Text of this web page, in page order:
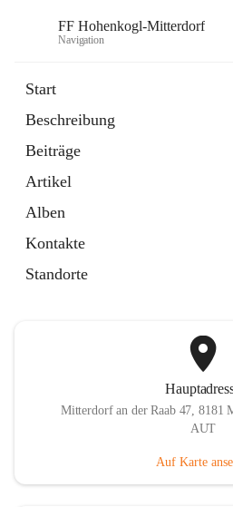
FF Hohenkogl-Mitterdorf
Navigation
Start
Beschreibung
Beiträge
Artikel
Alben
Kontakte
Standorte
Artikel
in
Tab
LLZ Einsatzübersicht
öffnet
in
neuem
Tab
Mitterdorf an der Raab 47, 8181
AUT
Auf Karte